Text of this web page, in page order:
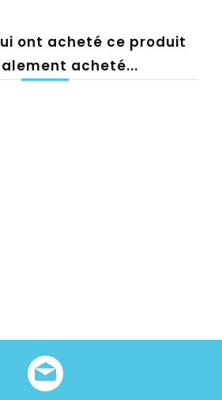
ont acheté ce produit
acheté...